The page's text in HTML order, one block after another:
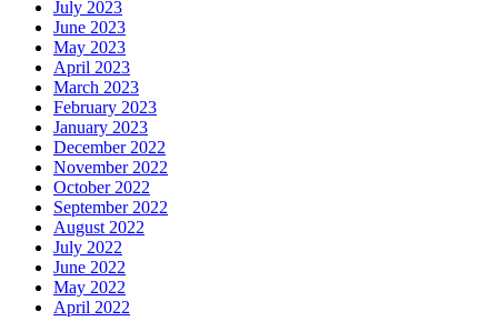
July 2023
June 2023
May 2023
April 2023
March 2023
February 2023
January 2023
December 2022
November 2022
October 2022
September 2022
August 2022
July 2022
June 2022
May 2022
April 2022